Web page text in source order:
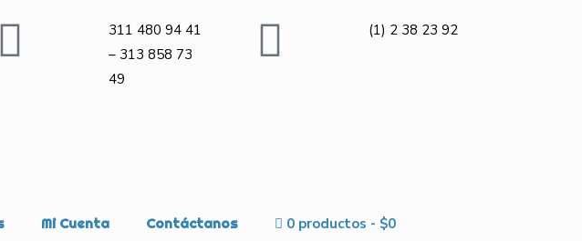
311 480 94 41
– 313 858 73
49
(1) 2 38 23 92
Mi Cuenta Contáctanos 0 productos $0